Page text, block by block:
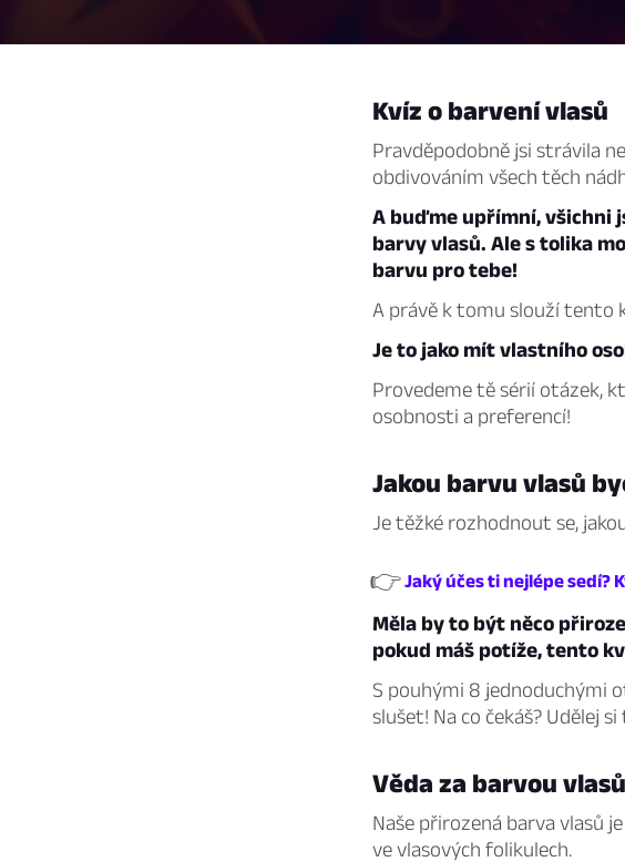
Kvíz o barvení vlasů
Pravděpodobně jsi strávila
obdivováním všech těch
A buďme upřímní, všichni
barvy vlasů. Ale s tolika
barvu pro tebe!
A právě k tomu slouží tento
Je to jako mít vlastního
Provedeme tě sérií otázek,
osobnosti a preferencí!
Jakou barvu vlasů
Je těžké rozhodnout se,
👉Jaký účes ti nejlépe sedí?
Měla by to být něco
pokud máš potíže, tento
S pouhými 8 jednoduchými
slušet! Na co čekáš? Udělej
Věda za barvou vlasů
Naše přirozená barva vlasů
ve vlasových folikulech.